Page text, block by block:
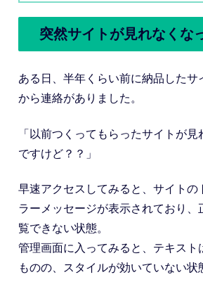
突然サイトが見れなくな
ある日、半年くらい前に納品したサ
から連絡がありました。
「以前つくってもらったサイトが
ですけど？？」
早速アクセスしてみると、サイトの
ラーメッセージが表示されており、
覧できない状態。
管理画面に入ってみると、テキスト
ものの、スタイルが効いていない状